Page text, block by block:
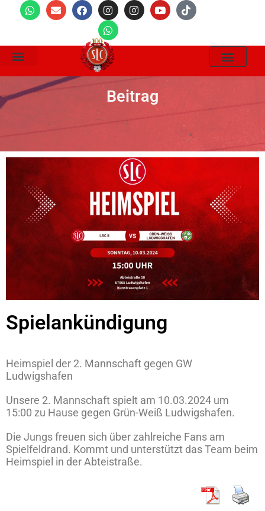
Beitrag
Spielankündigung
Heimspiel der 2. Mannschaft gegen GW
Ludwigshafen
Unsere 2. Mannschaft spielt am 10.03.2024 um
15:00 zu Hause gegen Grün-Weiß Ludwigshafen.
Die Jungs freuen sich über zahlreiche Fans am
Spielfeldrand. Kommt und unterstützt das Team beim
Heimspiel in der Abteistraße.